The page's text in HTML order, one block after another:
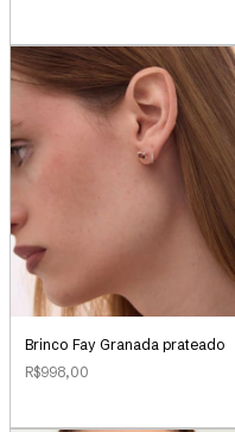
Brinco Fay Granada prateado
R$998,00